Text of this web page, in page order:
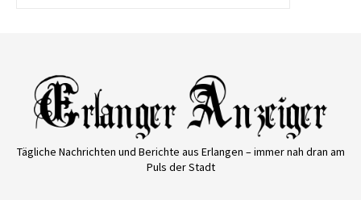
Tägliche Nachrichten und Berichte aus Erlangen – immer nah dran am
Puls der Stadt